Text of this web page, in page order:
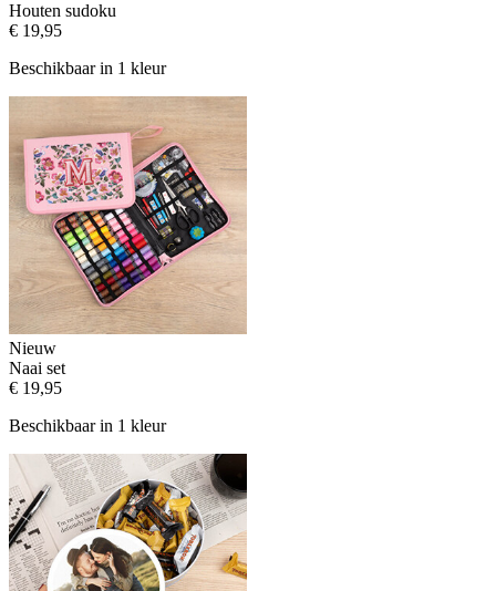
Houten sudoku
€ 19,95
Beschikbaar in 1 kleur
Nieuw
Naai set
€ 19,95
Beschikbaar in 1 kleur